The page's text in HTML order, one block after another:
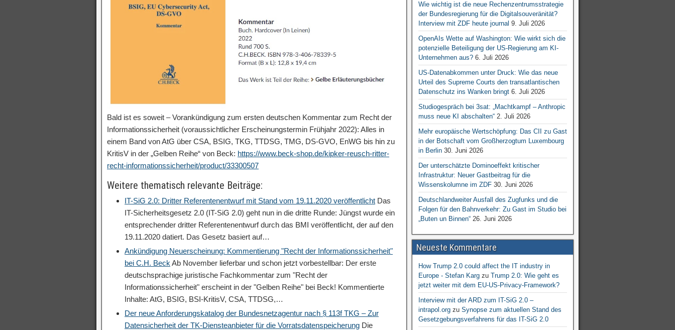
Bald ist es soweit – Vorankündigung zum ersten deutschen Kommentar zum Recht der
Informationssicherheit (voraussichtlicher Erscheinungstermin Frühjahr 2022): Alles in
einem Band von AtG über CSA, BSIG, TKG, TTDSG, TMG, DS-GVO, EnWG bis hin zu
KritisV in der „Gelben Reihe“ von Beck: https://www.beck-shop.de/kipker-reusch-ritter-
recht-informationssicherheit/product/33300507
Weitere thematisch relevante Beiträge:
IT-SiG 2.0: Dritter Referentenentwurf mit Stand vom 19.11.2020 veröffentlicht Das
IT-Sicherheitsgesetz 2.0 (IT-SiG 2.0) geht nun in die dritte Runde: Jüngst wurde ein
entsprechender dritter Referentenentwurf durch das BMI veröffentlicht, der auf den
19.11.2020 datiert. Das Gesetz basiert auf…
Ankündigung Neuerscheinung: Kommentierung "Recht der Informationssicherheit"
bei C.H. Beck Ab November lieferbar und schon jetzt vorbestellbar: Der erste
deutschsprachige juristische Fachkommentar zum "Recht der
Informationssicherheit" erscheint in der "Gelben Reihe" bei Beck! Kommentierte
Inhalte: AtG, BSIG, BSI-KritisV, CSA, TTDSG,…
Der neue Anforderungskatalog der Bundesnetzagentur nach § 113f TKG – Zur
Datensicherheit der TK-Diensteanbieter für die Vorratsdatenspeicherung Die
Wie wichtig ist die neue Rechenzentrumsstrategie
der Bundesregierung für die Digitalsouveränität?
Interview mit ZDF heute journal 9. Juli 2026
OpenAIs Wette auf Washington: Wie wirkt sich die
potenzielle Beteiligung der US-Regierung am KI-
Unternehmen aus? 6. Juli 2026
US-Datenabkommen unter Druck: Wie das neue
Urteil des Supreme Courts den transatlantischen
Datenschutz ins Wanken bringt 6. Juli 2026
Studiogespräch bei 3sat: „Machtkampf – Anthropic
muss neue KI abschalten“ 2. Juli 2026
Mehr europäische Wertschöpfung: Das CII zu Gast
in der Botschaft vom Großherzogtum Luxembourg
in Berlin 30. Juni 2026
Der unterschätzte Dominoeffekt kritischer
Infrastruktur: Neuer Gastbeitrag für die
Wissenskolumne im ZDF 30. Juni 2026
Deutschlandweiter Ausfall des Zugfunks und die
Folgen für den Bahnverkehr: Zu Gast im Studio bei
„Buten un Binnen“ 26. Juni 2026
Neueste Kommentare
How Trump 2.0 could affect the IT industry in
Europe - Stefan Kargzu Trump 2.0: Wie geht es
jetzt weiter mit dem EU-US-Privacy-Framework?
Interview mit der ARD zum IT-SiG 2.0 –
intrapol.orgzu Synopse zum aktuellen Stand des
Gesetzgebungsverfahrens für das IT-SiG 2.0